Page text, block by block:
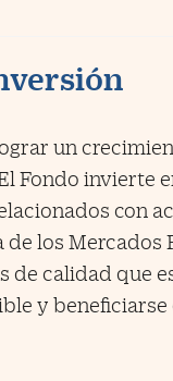
un
Fondo invierte
con
los Mercados
de calidad que
y beneficiarse